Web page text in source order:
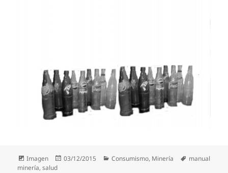
Formato
Imagen
Publicado
03/12/2015 Categorías
Consumismo, Minería Etiquetas
manual
minería,salud